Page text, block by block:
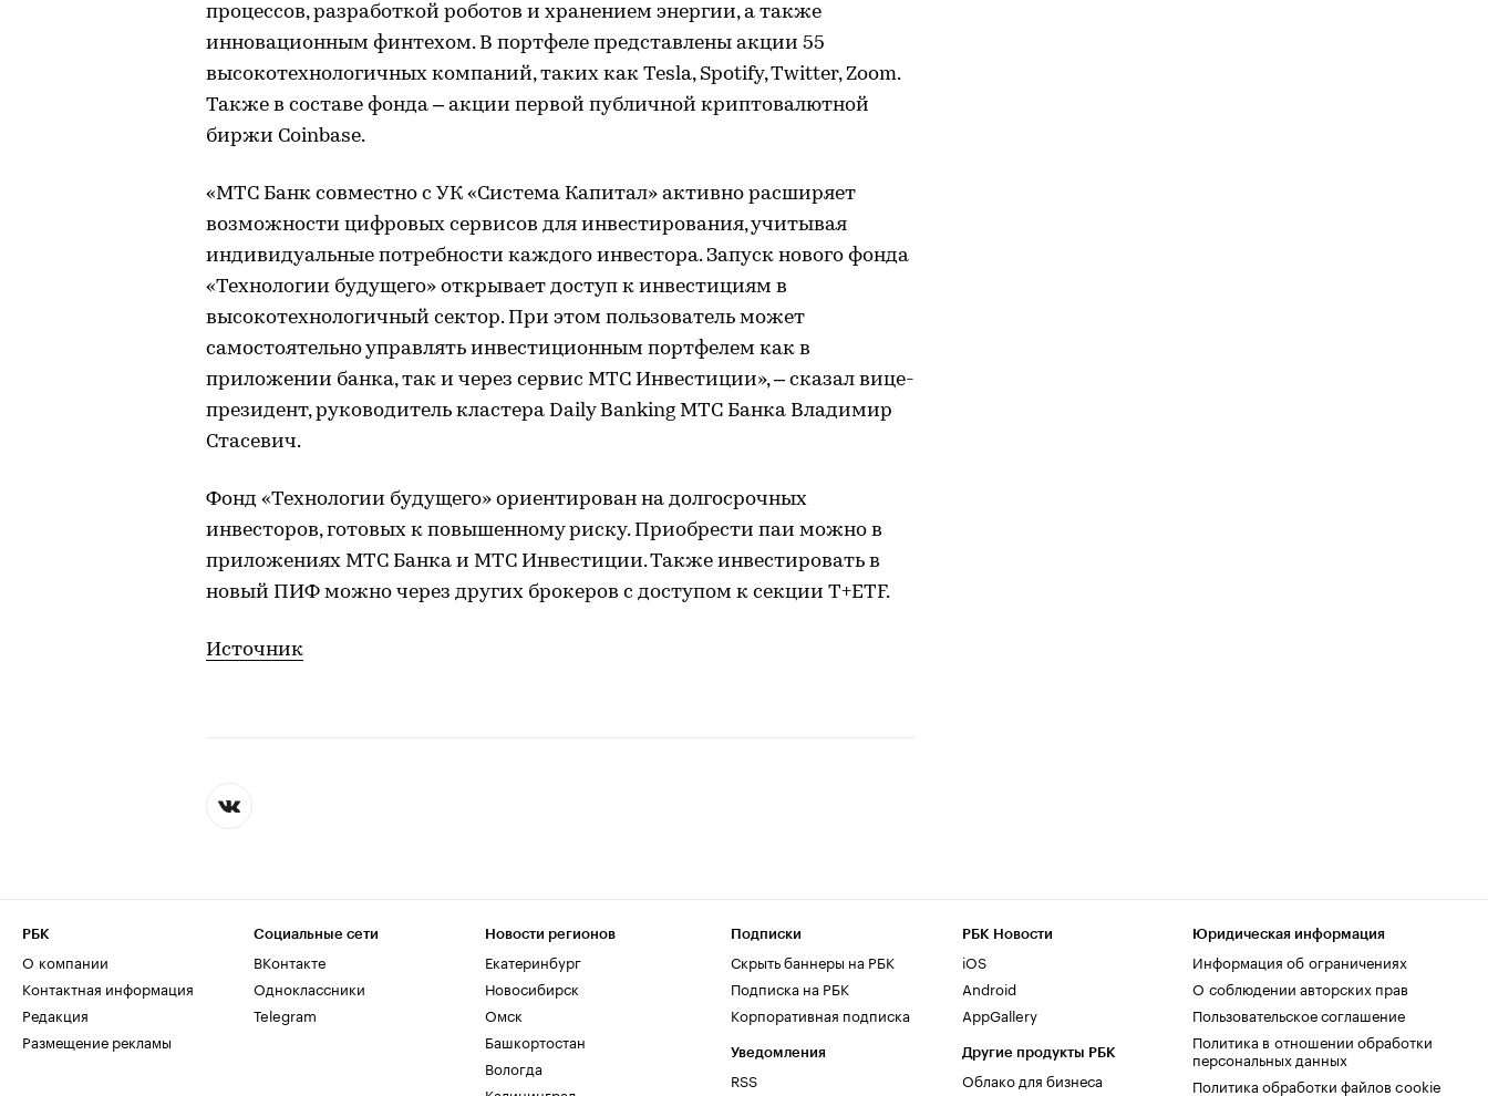
процессов, разработкой роботов и хранением энергии, а также
инновационным финтехом. В портфеле представлены акции 55
высокотехнологичных компаний, таких как Tesla, Spotify, Twitter, Zoom.
Также в составе фонда – акции первой публичной криптовалютной
биржи Coinbase.
«МТС Банк совместно с УК «Система Капитал» активно расширяет
возможности цифровых сервисов для инвестирования, учитывая
индивидуальные потребности каждого инвестора. Запуск нового фонда
«Технологии будущего» открывает доступ к инвестициям в
высокотехнологичный сектор. При этом пользователь может
самостоятельно управлять инвестиционным портфелем как в
приложении банка, так и через сервис МТС Инвестиции», – сказал вице-
президент, руководитель кластера Daily Banking МТС Банка Владимир
Стасевич.
Фонд «Технологии будущего» ориентирован на долгосрочных
инвесторов, готовых к повышенному риску. Приобрести паи можно в
приложениях МТС Банка и МТС Инвестиции. Также инвестировать в
новый ПИФ можно через других брокеров с доступом к секции T+ETF.
Источник
РБК
О компании
Контактная информация
Редакция
Размещение рекламы
Социальные сети
ВКонтакте
Одноклассники
Telegram
Новости регионов
Екатеринбург
Новосибирск
Омск
Башкортостан
Вологда
Подписки
Скрыть баннеры на РБК
Подписка на РБК
Корпоративная подписка
Уведомления
RSS
РБК Новости
iOS
Android
AppGallery
Другие продукты РБК
Облако для бизнеса
Юридическая информация
Информация об ограничениях
О соблюдении авторских прав
Пользовательское соглашение
Политика в отношении обработки
персональных данных
Политика обработки файлов cookie